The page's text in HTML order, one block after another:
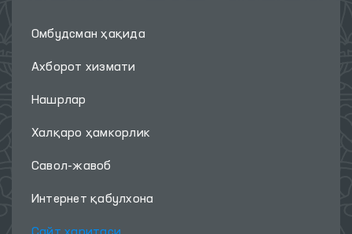
Омбудсман ҳақида
Ахборот хизмати
Нашрлар
Халқаро ҳамкорлик
Савол-жавоб
Интернет қабулхона